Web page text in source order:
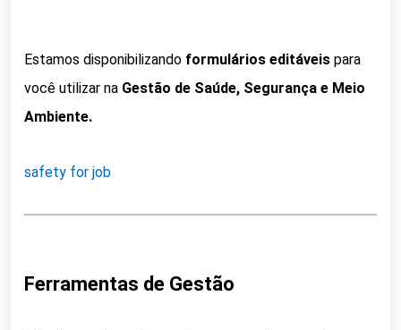
Estamos disponibilizando formulários editáveis para
você utilizar na Gestão de Saúde, Segurança e Meio
Ambiente.
safety for job
Ferramentas de Gestão